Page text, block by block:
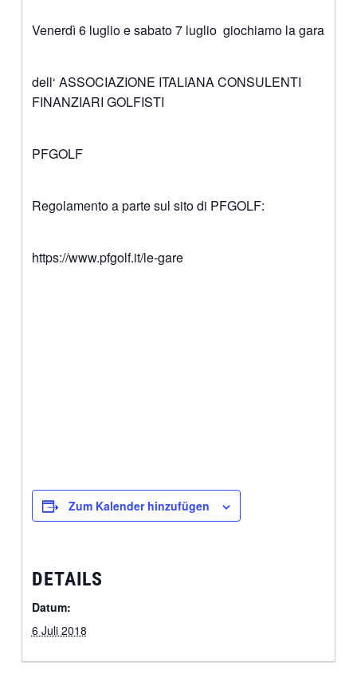
Venerdì 6 luglio e sabato 7 luglio giochiamo la gara
dell‘ ASSOCIAZIONE ITALIANA CONSULENTI
FINANZIARI GOLFISTI
PFGOLF
Regolamento a parte sul sito di PFGOLF:
https://www.pfgolf.it/le-gare
Zum Kalender hinzufügen
DETAILS
Datum:
6 Juli 2018